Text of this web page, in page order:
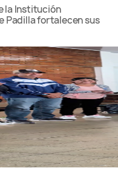
la Institución
Padilla fortalecen sus